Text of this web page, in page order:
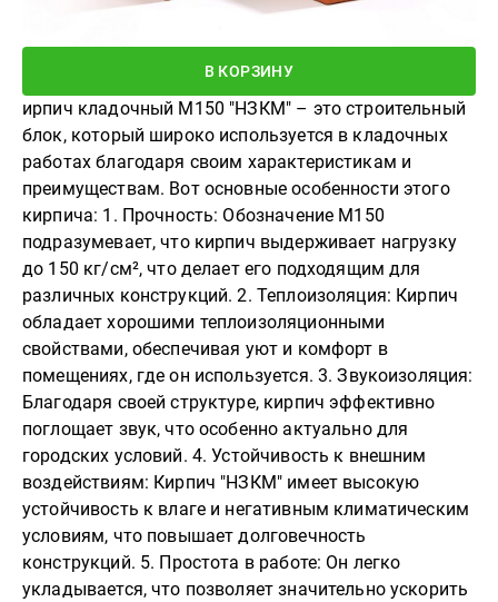
В КОРЗИНУ
ирпич кладочный М150 "НЗКМ" – это строительный
блок, который широко используется в кладочных
работах благодаря своим характеристикам и
преимуществам. Вот основные особенности этого
кирпича: 1. Прочность: Обозначение М150
подразумевает, что кирпич выдерживает нагрузку
до 150 кг/см², что делает его подходящим для
различных конструкций. 2. Теплоизоляция: Кирпич
обладает хорошими теплоизоляционными
свойствами, обеспечивая уют и комфорт в
помещениях, где он используется. 3. Звукоизоляция:
Благодаря своей структуре, кирпич эффективно
поглощает звук, что особенно актуально для
городских условий. 4. Устойчивость к внешним
воздействиям: Кирпич "НЗКМ" имеет высокую
устойчивость к влаге и негативным климатическим
условиям, что повышает долговечность
конструкций. 5. Простота в работе: Он легко
укладывается, что позволяет значительно ускорить